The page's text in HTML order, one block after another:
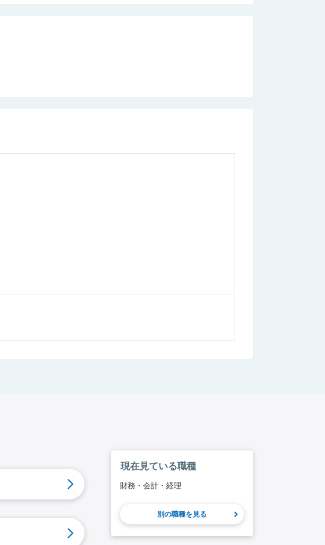
現在見ている職種
財務・会計・経理
別の職種を見る